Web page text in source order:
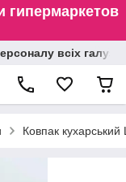
гипермаркетов
всіх
Ковпак